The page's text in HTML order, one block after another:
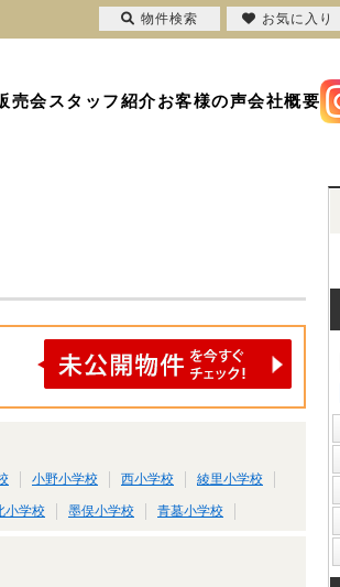
売会スタッフ紹介お客様の声会社概要
小野小学校 西小学校 綾里小学校
小学校 墨俣小学校 青墓小学校
物件検索 お気に入り